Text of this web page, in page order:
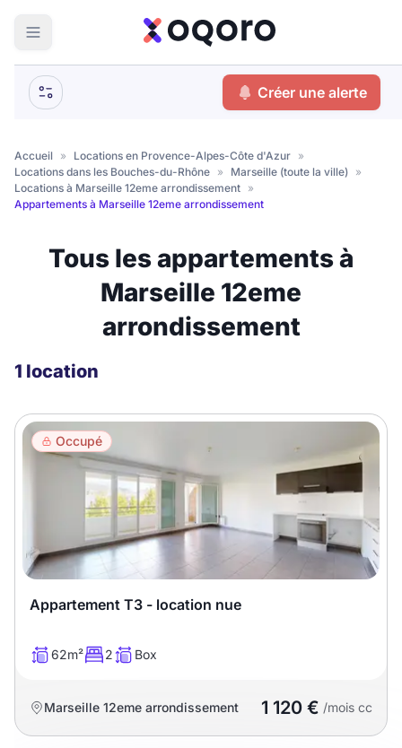
Votre
Que recherchez-vous ?
Colocation Coliving
Résidence étudiante
Meublé ?
Montant du loyer
Nombre de pièces
Studio T1
recherche
Créer une alerte
Accueil » Locations en Provence-Alpes-Côte d'Azur »
Locations dans les Bouches-du-Rhône » Marseille (toute la ville) »
Locations à Marseille 12eme arrondissement »
Appartements à Marseille 12eme arrondissement
Tous les appartements à
Marseille 12eme
arrondissement
1 location
Occupé
Appartement T3 - location nue
62m² 2 Box
Marseille 12eme arrondissement 1 120 € /mois cc